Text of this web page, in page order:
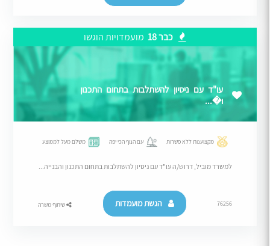
כבר 18 מועמדויות הוגשו
עו"ד עם ניסיון להשתלבות בתחום התכנון
ו�...
מקצוענות ללא פשרות עם הנוף הכי יפה משלם מעל לממוצע
למשרד מוביל, דרוש/ה עו"ד עם ניסיון להשתלבות בתחום התכנון והבנייה...
76256 הגשת מועמדות שיתוף משרה